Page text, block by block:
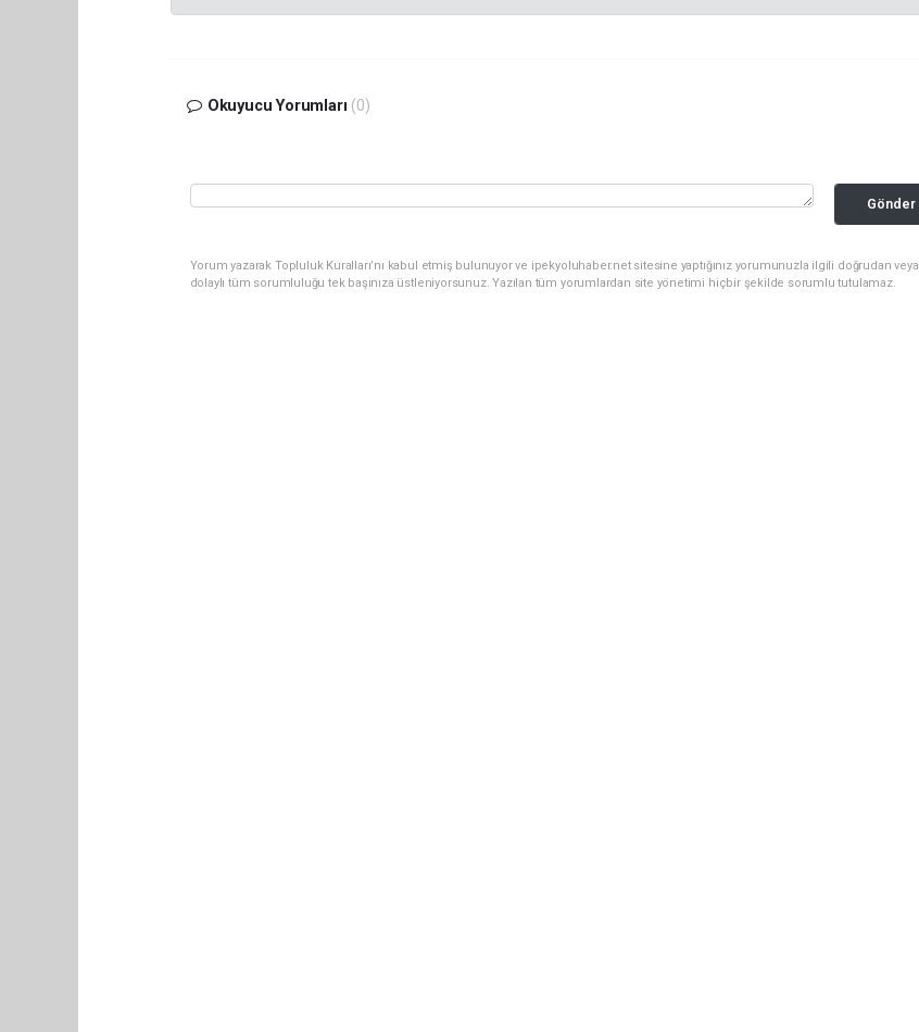
Okuyucu Yorumları (0)
Gönder
Yorum yazarak Topluluk Kuralları’nı kabul etmiş bulunuyor ve ipekyoluhaber.net sitesine yaptığınız yorumunuzla ilgili doğrudan veya
dolaylı tüm sorumluluğu tek başınıza üstleniyorsunuz. Yazılan tüm yorumlardan site yönetimi hiçbir şekilde sorumlu tutulamaz.